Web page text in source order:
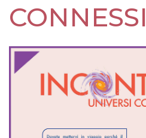
CONNESSI